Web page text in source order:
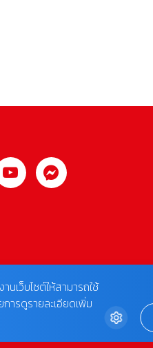
นมาก ผสมผสานเข้ากับมะเขือ
basil) และมีน้ำมันมะกอก
เป็น Classic Italian dishs ที่
วิชสไตล์อิตาเลียนที่ผสมผสาน
นเว็บไซต์ให้สามารถใช้
ารดูรายละเอียดเพิ่ม